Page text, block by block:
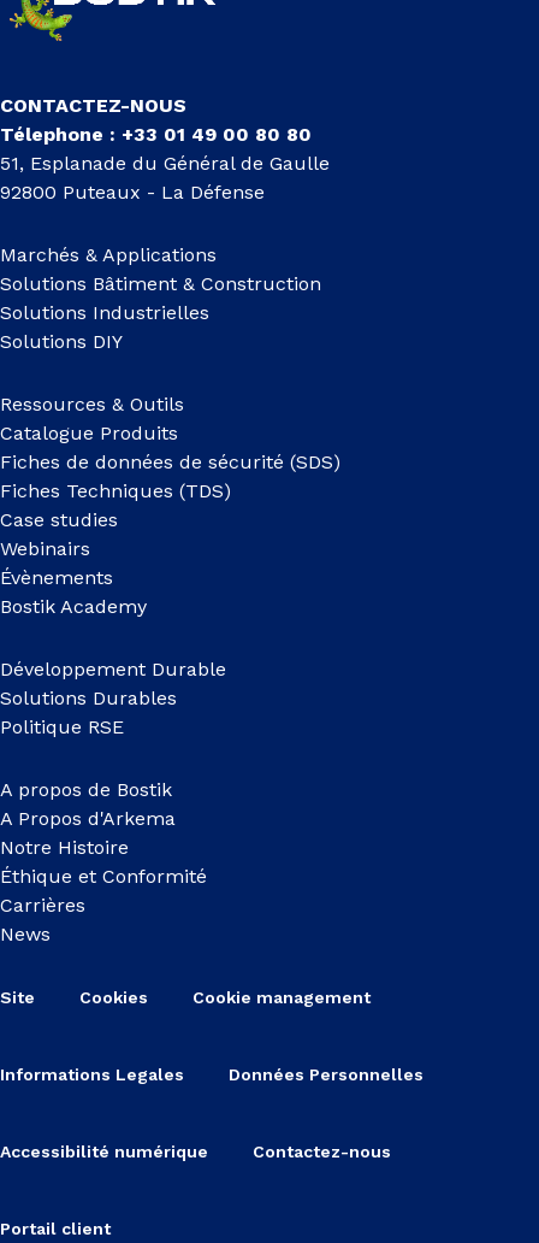
CONTACTEZ-NOUS
Télephone : +33 01 49 00 80 80
51, Esplanade du Général de Gaulle
92800 Puteaux - La Défense
Marchés & Applications
Solutions Bâtiment & Construction
Solutions Industrielles
Solutions DIY
Ressources & Outils
Catalogue Produits
Fiches de données de sécurité (SDS)
Fiches Techniques (TDS)
Case studies
Webinairs
Évènements
Bostik Academy
Développement Durable
Solutions Durables
Politique RSE
A propos de Bostik
A Propos d'Arkema
Notre Histoire
Éthique et Conformité
Carrières
News
Site Cookies Cookie management
Informations Legales Données Personnelles
Accessibilité numérique Contactez-nous
Portail client